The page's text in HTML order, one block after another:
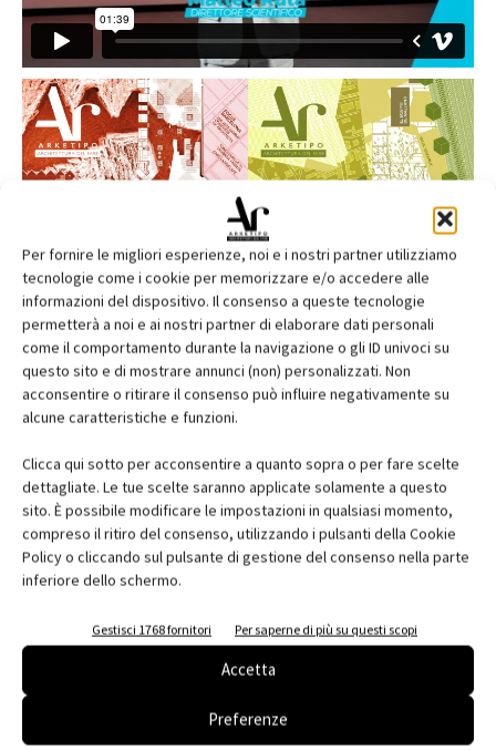
Per fornire le migliori esperienze, noi e i nostri partner utilizziamo
tecnologie come i cookie per memorizzare e/o accedere alle
informazioni del dispositivo. Il consenso a queste tecnologie
permetterà a noi e ai nostri partner di elaborare dati personali
come il comportamento durante la navigazione o gli ID univoci su
questo sito e di mostrare annunci (non) personalizzati. Non
acconsentire o ritirare il consenso può influire negativamente su
alcune caratteristiche e funzioni.
Clicca qui sotto per acconsentire a quanto sopra o per fare scelte
dettagliate. Le tue scelte saranno applicate solamente a questo
sito. È possibile modificare le impostazioni in qualsiasi momento,
compreso il ritiro del consenso, utilizzando i pulsanti della Cookie
Policy o cliccando sul pulsante di gestione del consenso nella parte
inferiore dello schermo.
Gestisci 1768 fornitori Per saperne di più su questi scopi
Accetta
Preferenze
Edicola web
Abbonati e regala
Iscriviti alla newsletter